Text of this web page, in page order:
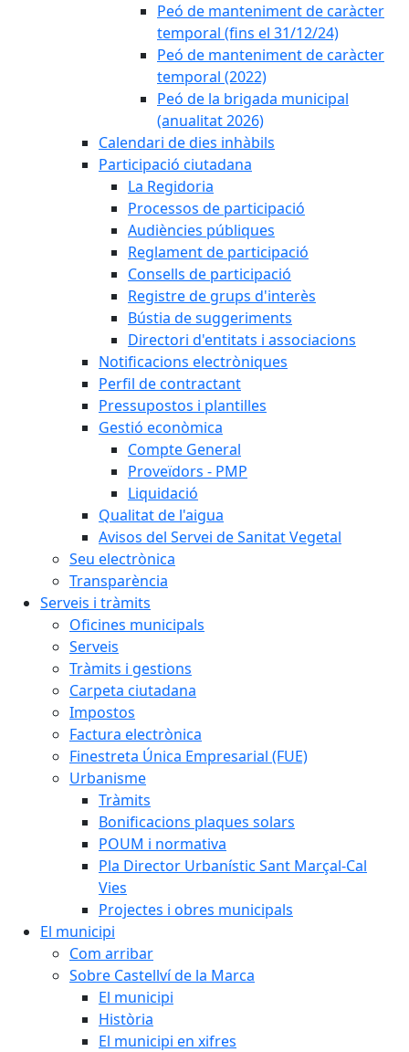
Peó de manteniment de caràcter
temporal (fins el 31/12/24)
Peó de manteniment de caràcter
temporal (2022)
Peó de la brigada municipal
(anualitat 2026)
Calendari de dies inhàbils
Participació ciutadana
La Regidoria
Processos de participació
Audiències públiques
Reglament de participació
Consells de participació
Registre de grups d'interès
Bústia de suggeriments
Directori d'entitats i associacions
Notificacions electròniques
Perfil de contractant
Pressupostos i plantilles
Gestió econòmica
Compte General
Proveïdors - PMP
Liquidació
Qualitat de l'aigua
Avisos del Servei de Sanitat Vegetal
Seu electrònica
Transparència
Serveis i tràmits
Oficines municipals
Serveis
Tràmits i gestions
Carpeta ciutadana
Impostos
Factura electrònica
Finestreta Única Empresarial (FUE)
Urbanisme
Tràmits
Bonificacions plaques solars
POUM i normativa
Pla Director Urbanístic Sant Marçal-Cal
Vies
Projectes i obres municipals
El municipi
Com arribar
Sobre Castellví de la Marca
El municipi
Història
El municipi en xifres